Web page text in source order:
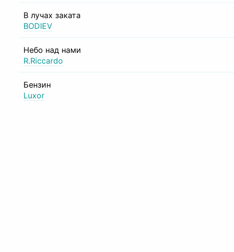
В лучах заката
BODIEV
Небо над нами
R.Riccardo
Бензин
Luxor